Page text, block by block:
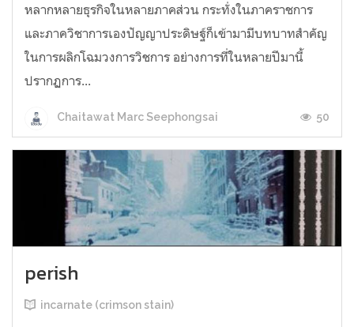
หลากหลายธุรกิจในหลายภาคส่วน กระทั่งในภาคราชการ
และภาควิชาการเองปัญญาประดิษฐ์ก็เข้ามามีบทบาทสำคัญ
ในการผลิกโฉมวงการวิชการ อย่างการที่ในหลายปีมานี้
ปรากฏการ...
Chaitawat Marc Seephongsai 50
perish
incarnate (crimson stain)